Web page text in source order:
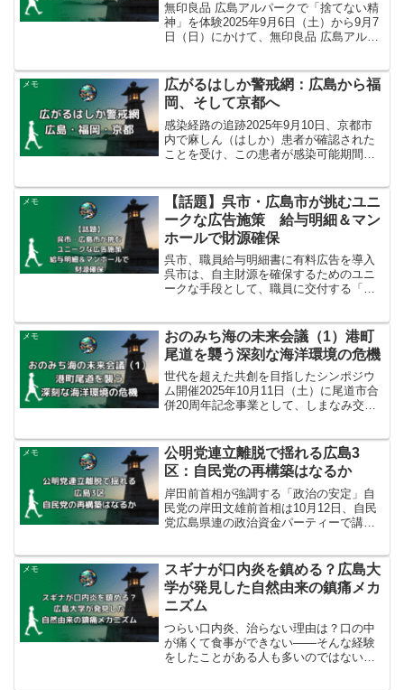
無印良品 広島アルパークで「捨てない精
神」を体験2025年9月6日（土）から9月7
日（日）にかけて、無印良品 広島アルパ
のちから：アップサイ...
メモ
広がるはしか警戒網：広島から福
岡、そして京都へ
感染経路の追跡2025年9月10日、京都市
内で麻しん（はしか）患者が確認された
ことを受け、この患者が感染可能期間中
り、両県が注意喚起を行っています。福
岡県によると、この...
メモ
【話題】呉市・広島市が挑むユニ
ークな広告施策 給与明細＆マン
ホールで財源確保
呉市、職員給与明細書に有料広告を導入
呉市は、自主財源を確保するためのユニ
ークな手段として、職員に交付する「給
これは全国的にも珍しい取り組みとされ
ています。広告媒体となる...
メモ
おのみち海の未来会議（1）港町
尾道を襲う深刻な海洋環境の危機
世代を超えた共創を目指したシンポジウ
ム開催2025年10月11日（土）に尾道市合
併20周年記念事業として、しまなみ交流
ました。本シンポジウムは13時00分から
14...
メモ
公明党連立離脱で揺れる広島3
区：自民党の再構築はなるか
岸田前首相が強調する「政治の安定」自
民党の岸田文雄前首相は10月12日、自民
党広島県連の政治資金パーティーで講演
とが重要だと訴えました。岸田文雄前首
相は、現在の政局が混...
メモ
スギナが口内炎を鎮める？広島大
学が発見した自然由来の鎮痛メカ
ニズム
つらい口内炎、治らない理由は？口の中
が痛くて食事ができない――そんな経験
をしたことがある人も多いのではないで